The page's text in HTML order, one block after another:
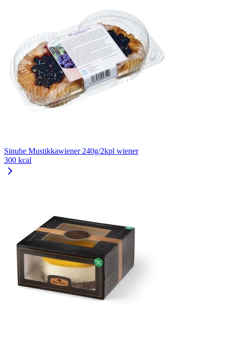
Sinuhe Mustikkawiener 240g/2kpl wiener
300 kcal